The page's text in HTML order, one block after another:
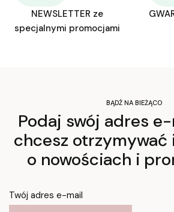
NEWSLETTER ze
specjalnymi promocjami
BĄDŹ NA BIEŻĄCO
Podaj swój adres
chcesz
o nowościach i
Twój adres e-mail